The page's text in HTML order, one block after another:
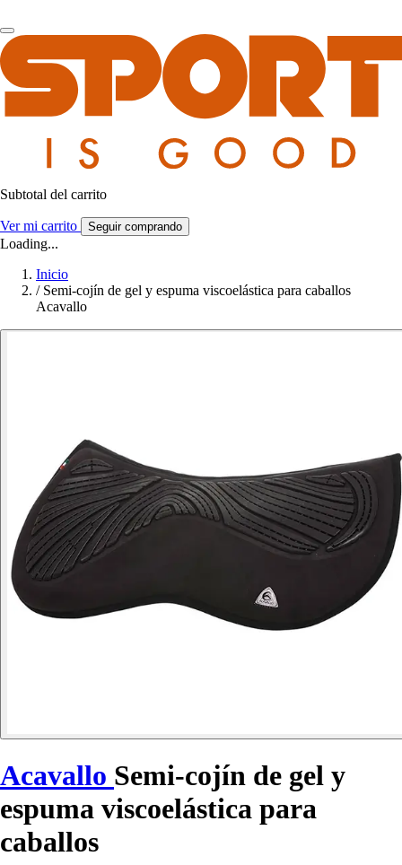
Subtotal del carrito
Ver mi carrito Seguir comprando
Loading...
Inicio
/ Semi-cojín de gel y espuma viscoelástica para caballos
Acavallo
Acavallo Semi-cojín de gel y
espuma viscoelástica para
caballos